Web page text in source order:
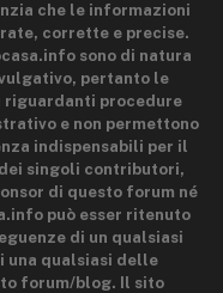
che le informazioni
corrette e precise.
sono di natura
pertanto le
riguardanti procedure
e non permettono
indispensabili per il
singoli contributori,
di questo forum né
può esser ritenuto
di un qualsiasi
qualsiasi delle
forum/blog. Il sito